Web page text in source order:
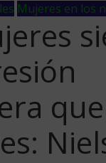
Mujeres en los